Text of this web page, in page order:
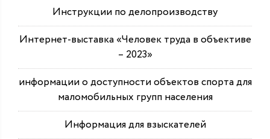
Инструкции по делопроизводству
Интернет-выставка «Человек труда в объективе
– 2023»
информации о доступности объектов спорта для
маломобильных групп населения
Информация для взыскателей